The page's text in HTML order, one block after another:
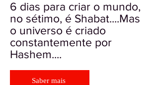
6 dias para criar o mundo,
no sétimo, é Shabat....Mas
o universo é criado
constantemente por
Hashem....
Saber mais